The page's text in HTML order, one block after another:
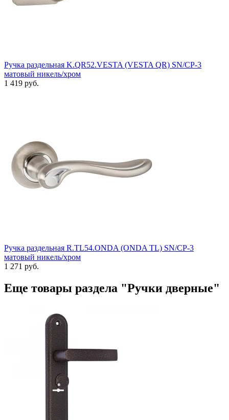
Ручка раздельная K.QR52.VESTA (VESTA QR) SN/CP-3
матовый никель/хром
1 419 руб.
Ручка раздельная R.TL54.ONDA (ONDA TL) SN/CP-3
матовый никель/хром
1 271 руб.
Еще товары раздела "Ручки дверные"